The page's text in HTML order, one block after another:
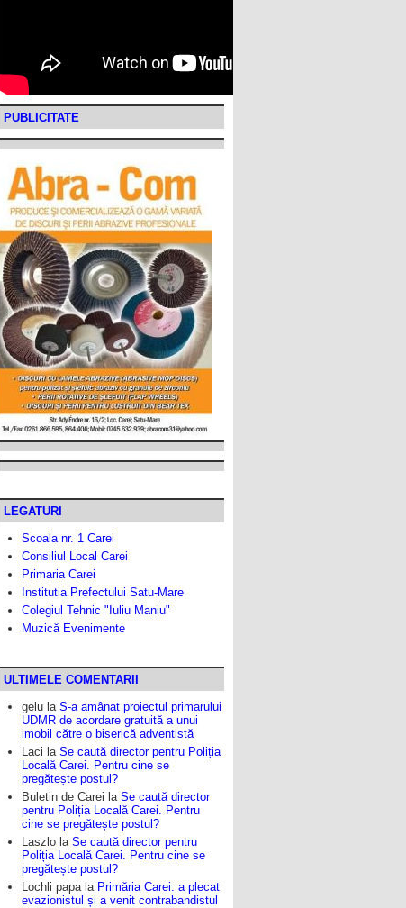
PUBLICITATE
LEGATURI
Scoala nr. 1 Carei
Consiliul Local Carei
Primaria Carei
Institutia Prefectului Satu-Mare
Colegiul Tehnic "Iuliu Maniu"
Muzică Evenimente
ULTIMELE COMENTARII
gelu la S-a amânat proiectul primarului
UDMR de acordare gratuită a unui
imobil către o biserică adventistă
Laci la Se caută director pentru Poliția
Locală Carei. Pentru cine se
pregătește postul?
Buletin de Carei la Se caută director
pentru Poliția Locală Carei. Pentru
cine se pregătește postul?
Laszlo la Se caută director pentru
Poliția Locală Carei. Pentru cine se
pregătește postul?
Lochli papala Primăria Carei: a plecat
evazionistul și a venit contrabandistul